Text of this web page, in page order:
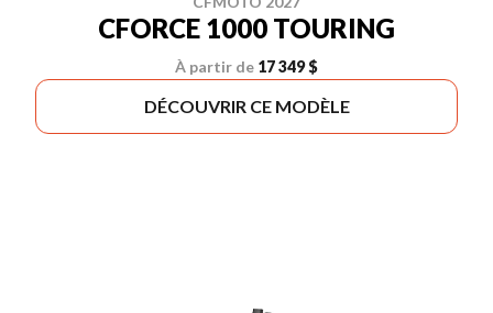
CFORCE 1000 TOURING
À partir de 17 349 $
DÉCOUVRIR CE MODÈLE